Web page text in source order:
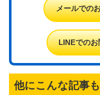
メールでの
LINEでのお
他にこんな記事